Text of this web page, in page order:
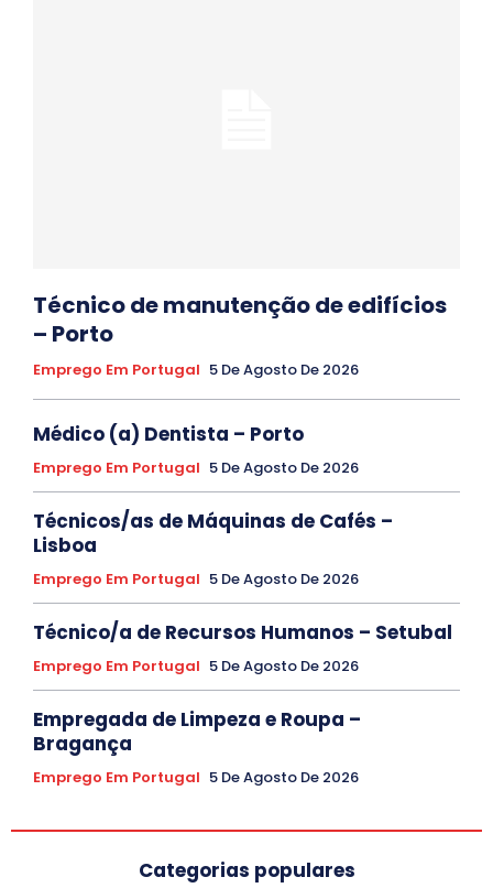
Técnico de manutenção de edifícios
– Porto
Emprego Em Portugal 5 De Agosto De 2026
Médico (a) Dentista – Porto
Emprego Em Portugal 5 De Agosto De 2026
Técnicos/as de Máquinas de Cafés –
Lisboa
Emprego Em Portugal 5 De Agosto De 2026
Técnico/a de Recursos Humanos – Setubal
Emprego Em Portugal 5 De Agosto De 2026
Empregada de Limpeza e Roupa –
Bragança
Emprego Em Portugal 5 De Agosto De 2026
Categorias populares